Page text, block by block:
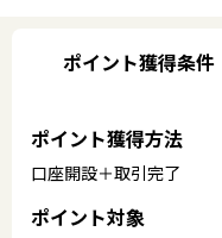
ポイント獲得条件
ポイント獲得方法
口座開設＋取引完了
ポイント対象